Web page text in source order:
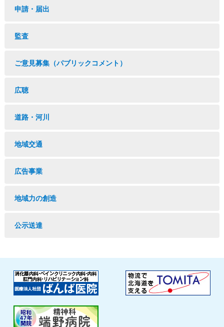
申請・届出
監査
ご意見募集（パブリックコメント）
広聴
道路・河川
地域交通
広告事業
地域力の創造
公示送達